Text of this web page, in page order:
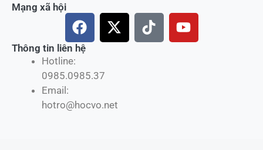
Hotline:
0985.0985.37
Email:
hotro@hocvo.net
Mạng xã hội
F
a
c
b
o
X
-
t
T
i
Y
o
Thông tin liên hệ